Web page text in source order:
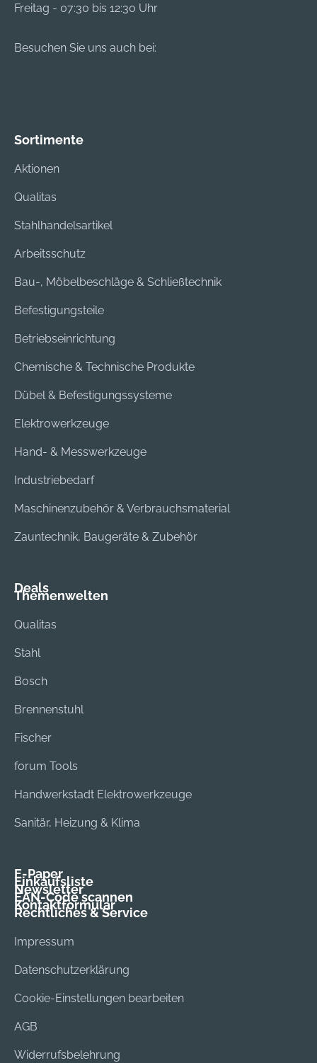
Freitag - 07:30 bis 12:30 Uhr
Besuchen Sie uns auch bei:
Sortimente
Aktionen
Qualitas
Stahlhandelsartikel
Arbeitsschutz
Bau-, Möbelbeschläge & Schließtechnik
Befestigungsteile
Betriebseinrichtung
Chemische & Technische Produkte
Dübel & Befestigungssysteme
Elektrowerkzeuge
Hand- & Messwerkzeuge
Industriebedarf
Maschinenzubehör & Verbrauchsmaterial
Zauntechnik, Baugeräte & Zubehör
Deals
Themenwelten
Qualitas
Stahl
Bosch
Brennenstuhl
Fischer
forum Tools
Handwerkstadt Elektrowerkzeuge
Sanitär, Heizung & Klima
E-Paper
Einkaufsliste
Newsletter
EAN-Code scannen
Kontaktformular
Rechtliches & Service
Impressum
Datenschutzerklärung
Cookie-Einstellungen bearbeiten
AGB
Widerrufsbelehrung